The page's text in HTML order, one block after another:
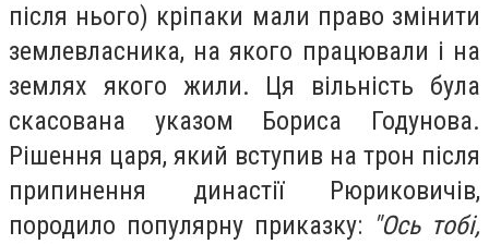
після нього) кріпаки мали право змінити
землевласника, на якого працювали і на
землях якого жили. Ця вільність була
скасована указом Бориса Годунова.
Рішення царя, який вступив на трон після
припинення династії Рюриковичів,
породило популярну приказку: "Ось тобі,